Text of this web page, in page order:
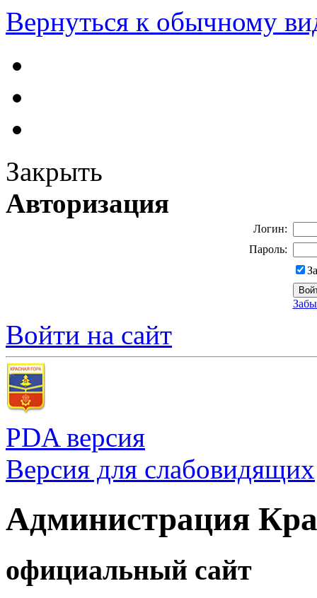
Вернуться к обычному
Закрыть
Авторизация
Логин:
Пароль:
Войти на сайт
PDA версия
Версия для слабовидящих
Администрация
официальный сайт